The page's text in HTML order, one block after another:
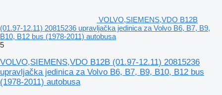
VOLVO,SIEMENS,VDO B12B
(01.97-12.11) 20815236 upravljačka jedinica za Volvo B6, B7, B9,
B10, B12 bus (1978-2011) autobusa
5
VOLVO,SIEMENS,VDO B12B (01.97-12.11) 20815236
upravljačka jedinica za Volvo B6, B7, B9, B10, B12 bus
(1978-2011) autobusa